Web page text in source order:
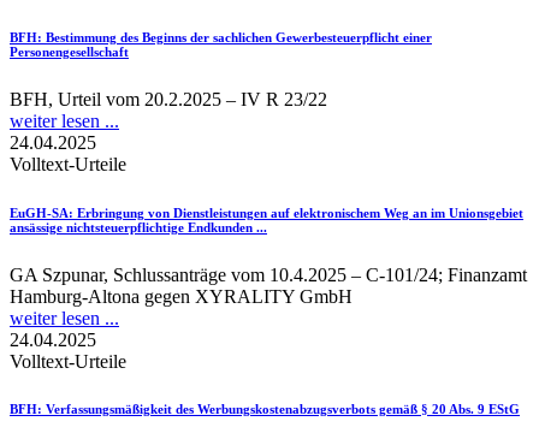
BFH: Bestimmung des Beginns der sachlichen Gewerbesteuerpflicht einer
Personengesellschaft
BFH, Urteil vom 20.2.2025 – IV R 23/22
weiter lesen ...
24.04.2025
Volltext-Urteile
EuGH-SA: Erbringung von Dienstleistungen auf elektronischem Weg an im Unionsgebiet
ansässige nichtsteuerpflichtige Endkunden ...
GA Szpunar, Schlussanträge vom 10.4.2025 – C-101/24; Finanzamt
Hamburg-Altona gegen XYRALITY GmbH
weiter lesen ...
24.04.2025
Volltext-Urteile
BFH: Verfassungsmäßigkeit des Werbungskostenabzugsverbots gemäß § 20 Abs. 9 EStG